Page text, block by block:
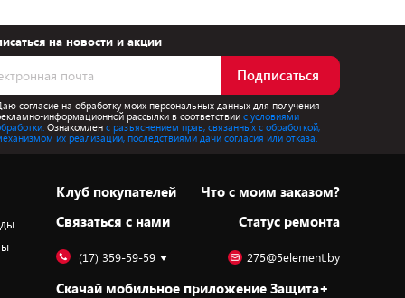
на новости и акции
Подписаться
согласие на обработку моих персональных данных для получения
информационной рассылки в соответствиис условиями
Ознакомлен с разъяснением прав, связанных с обработкой,
их реализации, последствиями дачи согласия или отказа.
Клуб покупателей
Cвязаться с нами
Что с моим заказом?
Статус ремонта
(17) 359-59-59 275@5element.by
Скачай мобильное приложение Защита+